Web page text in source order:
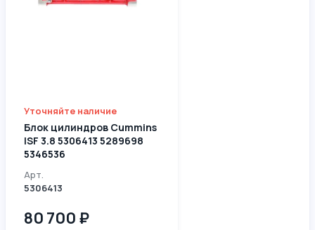
Уточняйте наличие
Блок цилиндров Cummins
ISF 3.8 5306413 5289698
5346536
Арт.
5306413
80 700 ₽